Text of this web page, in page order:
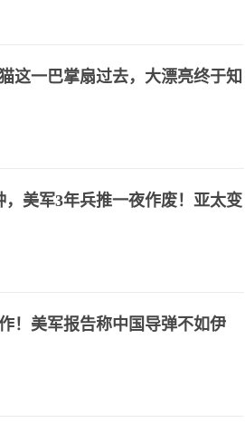
这一巴掌扇过去，大漂亮终于知
，美军3年兵推一夜作废！亚太变
！美军报告称中国导弹不如伊